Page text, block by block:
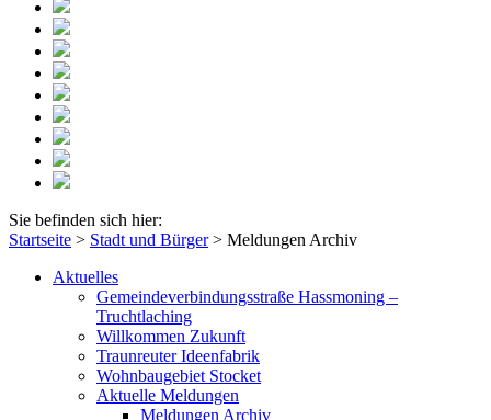
Sie befinden sich hier:
Startseite > Stadt und Bürger> Meldungen Archiv
Aktuelles
Gemeindeverbindungsstraße Hassmoning –
Truchtlaching
Willkommen Zukunft
Traunreuter Ideenfabrik
Wohnbaugebiet Stocket
Aktuelle Meldungen
Meldungen Archiv